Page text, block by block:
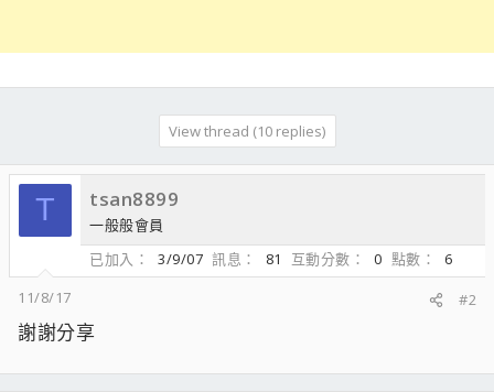
View thread (10 replies)
T tsan8899
一般般會員
已加入
3/9/07 訊息 81 互動分數 0 點數
6
11/8/17
#2
謝謝分享